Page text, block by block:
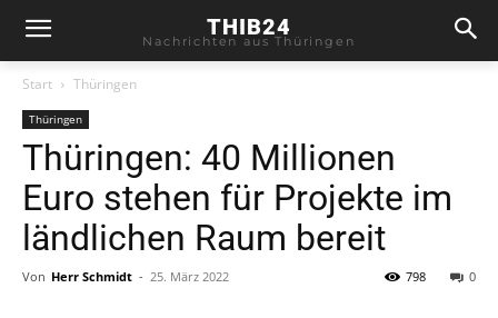
THIB24
Nachrichten aus Thüringen
Start Thüringen
Thüringen
Thüringen: 40 Millionen
Euro stehen für Projekte im
ländlichen Raum bereit
Von Herr Schmidt - 25. März 2022 0
798